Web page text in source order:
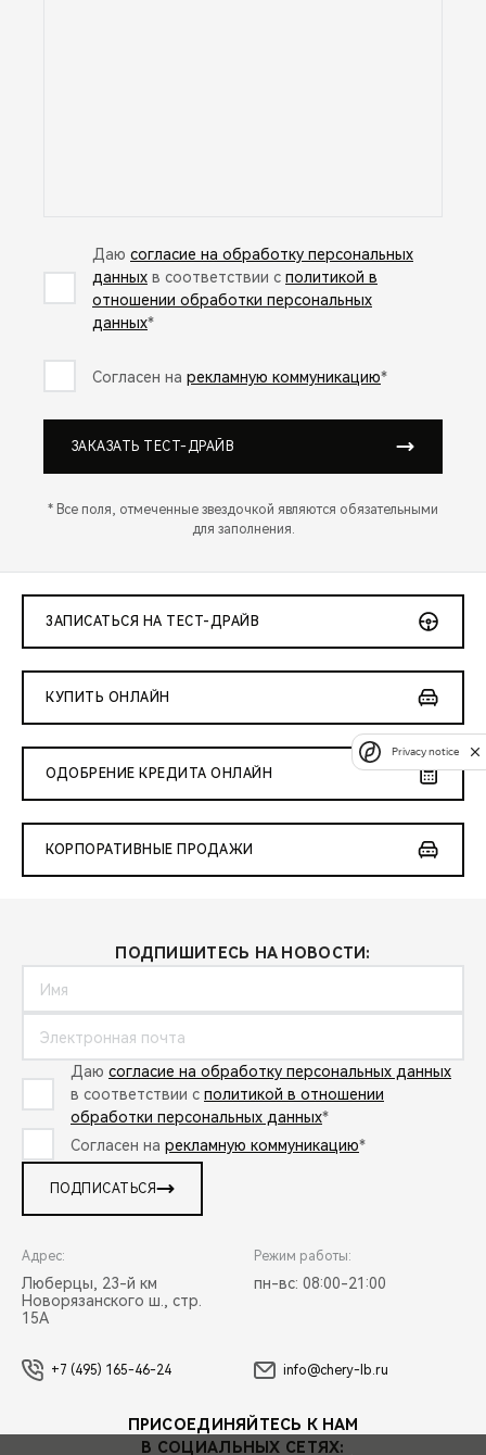
Даю согласие на обработку персональных
данных в соответствии с политикой в
отношении обработки персональных
данных*
Согласен на рекламную коммуникацию*
ЗАКАЗАТЬ ТЕСТ-ДРАЙВ
* Все поля, отмеченные звездочкой являются обязательными
для заполнения.
ЗАПИСАТЬСЯ НА ТЕСТ-ДРАЙВ
КУПИТЬ ОНЛАЙН
ОДОБРЕНИЕ КРЕДИТА ОНЛАЙН
КОРПОРАТИВНЫЕ ПРОДАЖИ
ПОДПИШИТЕСЬ НА НОВОСТИ:
Даю согласие на обработку персональных данных
в соответствии с политикой в отношении
обработки персональных данных*
Согласен на рекламную коммуникацию*
ПОДПИСАТЬСЯ
Адрес:
Люберцы, 23-й км
Новорязанского ш., стр.
15А
Режим работы:
пн-вс: 08:00-21:00
+7 (495) 165-46-24 info@chery-lb.ru
ПРИСОЕДИНЯЙТЕСЬ К НАМ
В СОЦИАЛЬНЫХ СЕТЯХ:
Privacy notice